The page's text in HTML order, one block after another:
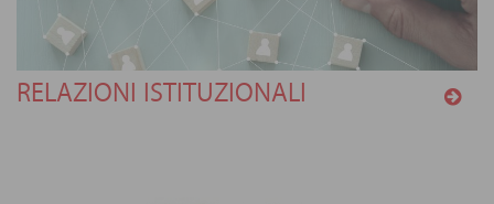
RELAZIONI ISTITUZIONALI